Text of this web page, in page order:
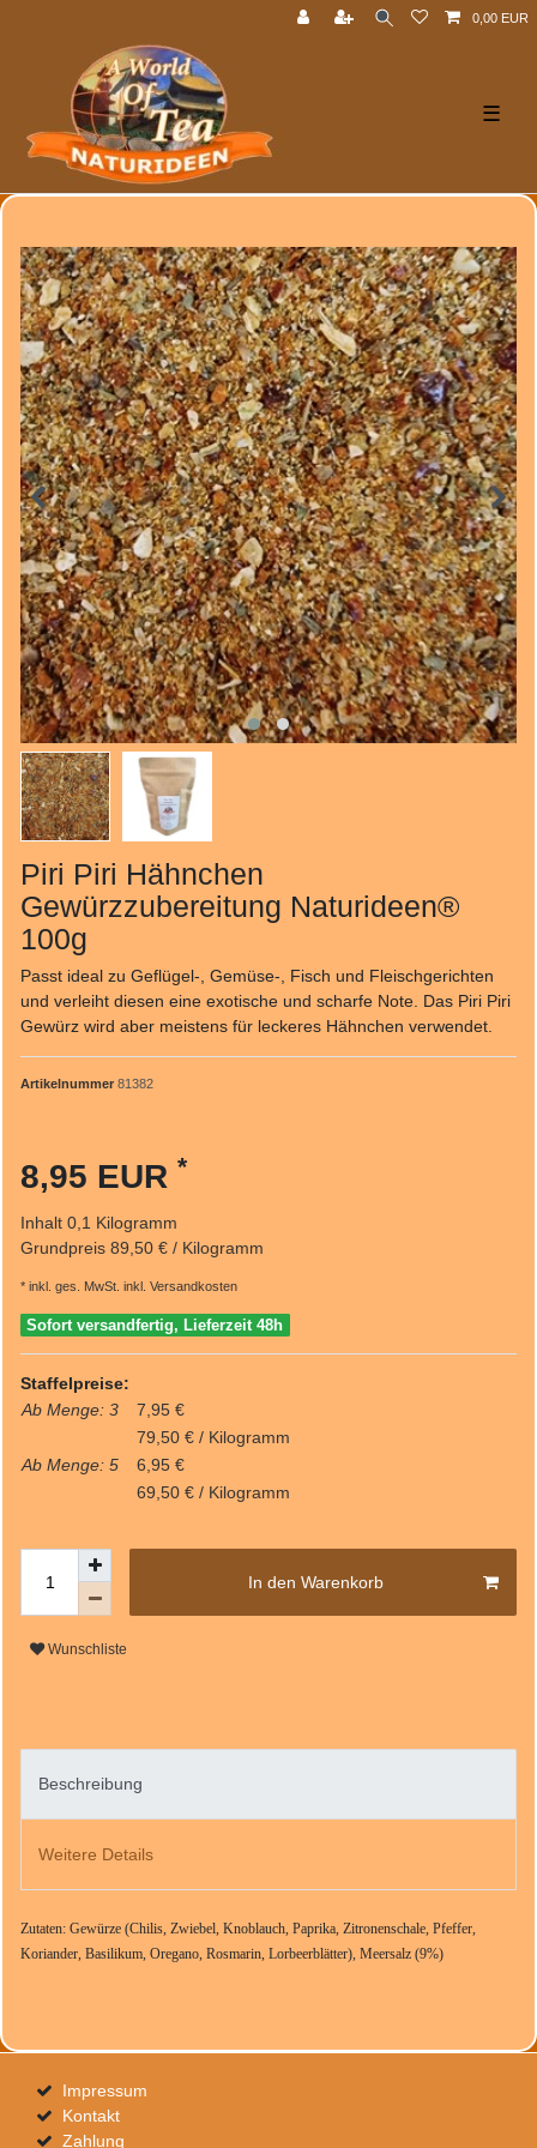
0,00 EUR
☰
Piri Piri Hähnchen
Gewürzzubereitung Naturideen®
100g
Passt ideal zu Geflügel-, Gemüse-, Fisch und Fleischgerichten
und verleiht diesen eine exotische und scharfe Note. Das Piri Piri
Gewürz wird aber meistens für leckeres Hähnchen verwendet.
Artikelnummer 81382
8,95 EUR *
Inhalt 0,1 Kilogramm
Grundpreis 89,50 € / Kilogramm
* inkl. ges. MwSt. inkl. Versandkosten
Sofort versandfertig, Lieferzeit 48h
Staffelpreise:
Ab Menge: 3
7,95 €
79,50 € / Kilogramm
Ab Menge: 5
6,95 €
69,50 € / Kilogramm
In den Warenkorb
Wunschliste
Beschreibung
Weitere Details
Zutaten: Gewürze (Chilis, Zwiebel, Knoblauch, Paprika, Zitronenschale, Pfeffer,
Koriander, Basilikum, Oregano, Rosmarin, Lorbeerblätter), Meersalz (9%)
Impressum
Kontakt
Zahlung